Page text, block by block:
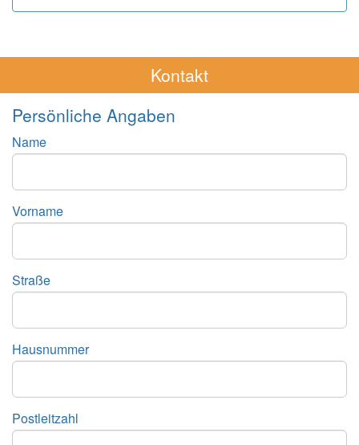
Kontakt
Persönliche Angaben
Name
Vorname
Straße
Hausnummer
Postleitzahl